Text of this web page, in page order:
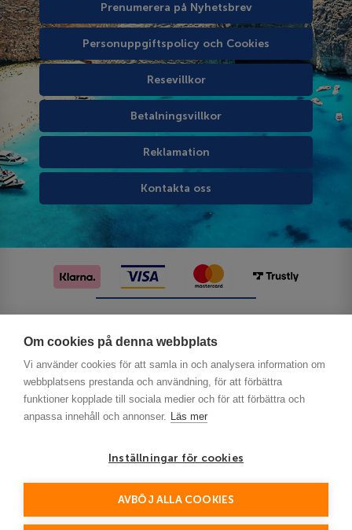
Om cookies på denna webbplats
Vi använder cookies för att samla in och analysera information om
webbplatsens prestanda och användning, för att förbättra
funktioner kopplade till sociala medier och för att förbättra och
anpassa innehåll och annonser. Läs mer
Inställningar för cookies
AVBÖJ ALLA COOKIES
Prenumerera på Nyhetsbrev
Personuppgiftspolicy och Cookies
Resevillkor
Betalningsvillkor
Reklamation
Kontakta oss
This site is protected by reCAPTCHA and the Google
Policy and Terms of Service apply.